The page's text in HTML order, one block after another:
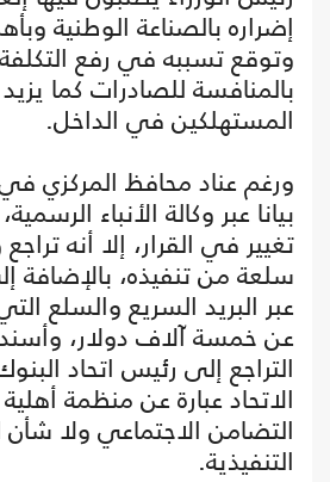
إضراره بالصناعة الوطنية
وتوقع تسببه في رفع
بالمنافسة للصادرات كما
المستهلكين في الداخل.
ورغم عناد محافظ المركزي في
بيانا عبر وكالة الأنباء
سلعة من تنفيذه، بالإضافة
عبر البريد السريع والسلع
عن خمسة آلاف دولار،
التراجع إلى رئيس اتحاد
الاتحاد عبارة عن منظمة أهلية
التضامن الاجتماعي ولا شأن
التنفيذية.